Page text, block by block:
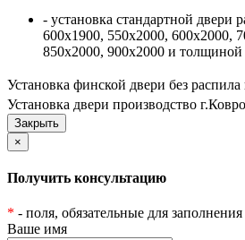
- установка стандартной двери
600х1900, 550х2000, 600х2000,
850х2000, 900х2000 и
Установка финской двери без
Установка двери производство
×
Получить консультацию
* - поля, обязательные для заполнения
Ваше имя